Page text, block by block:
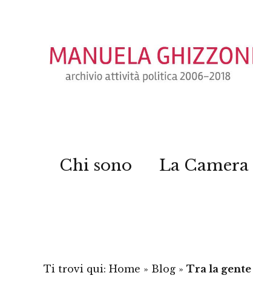
Chi sono La
Ti trovi qui: Home » Blog » Tra la